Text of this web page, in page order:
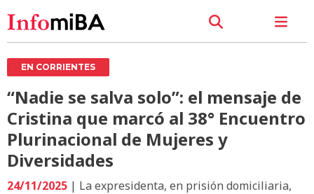
EN CORRIENTES
“Nadie se salva solo”: el mensaje de
Cristina que marcó al 38° Encuentro
Plurinacional de Mujeres y
Diversidades
24/11/2025 | La expresidenta, en prisión domiciliaria,